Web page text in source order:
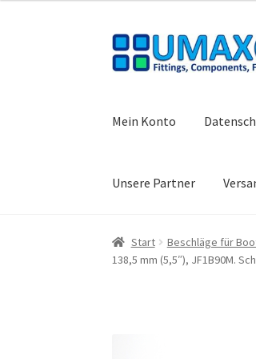
Zur
Navigation
Zum
Inhalt
Mein Konto
Unsere Partner
Start AGB Datenschutz
Start Beschläge für
138,5 mm (5,5″), JF1B90M.